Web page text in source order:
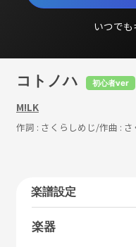
いつで
コトノハ 初心者ver
M!LK
作詞 : さくらしめじ/作曲 : さ
楽譜設定
楽器